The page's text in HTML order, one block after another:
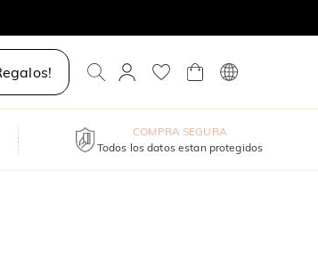
COMPRA SEGURA
Todos los datos estan protegidos